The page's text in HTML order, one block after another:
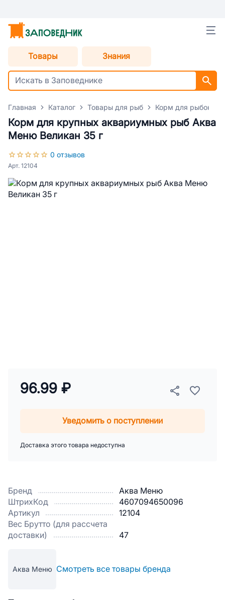
Товары Знания
Главная Каталог Товары для рыб Корм для рыбок
Корм для крупных аквариумных рыб Аква
Меню Великан 35 г
0 отзывов
Арт. 12104
Бренд
Аква Меню
ШтрихКод
4607094650096
Артикул
12104
Вес Брутто (для рассчета
доставки)
47
Аква Меню Смотреть все товары бренда
96.99 ₽
Уведомить о поступлении
Доставка этого товара недоступна